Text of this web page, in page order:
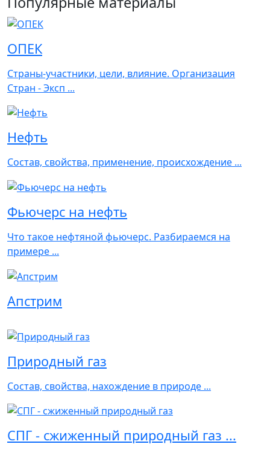
ОПЕК
Страны-участники, цели, влияние. Организация
Стран - Эксп ...
Нефть
Состав, свойства, применение, происхождение ...
Фьючерс на нефть
Что такое нефтяной фьючерс. Разбираемся на
примере ...
Апстрим
Природный газ
Состав, свойства, нахождение в природе ...
СПГ - сжиженный природный газ ...